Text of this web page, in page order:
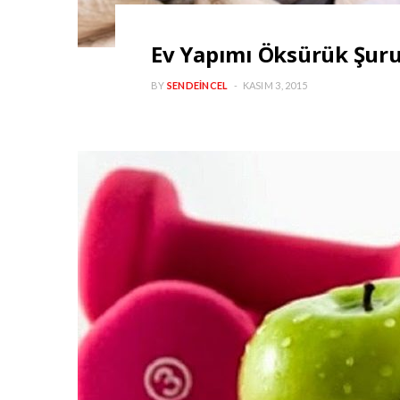
Ev Yapımı Öksürük
BY SENDEINCEL KASIM 3, 2015